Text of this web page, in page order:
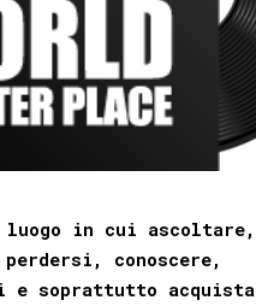
luogo in cui ascoltare,
conoscere,
soprattutto